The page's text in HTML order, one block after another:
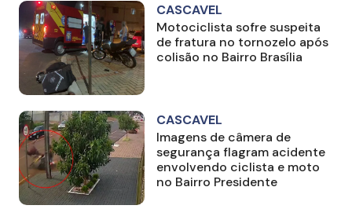
CASCAVEL
Motociclista sofre suspeita
de fratura no tornozelo após
colisão no Bairro Brasília
CASCAVEL
Imagens de câmera de
segurança flagram acidente
envolvendo ciclista e moto
no Bairro Presidente